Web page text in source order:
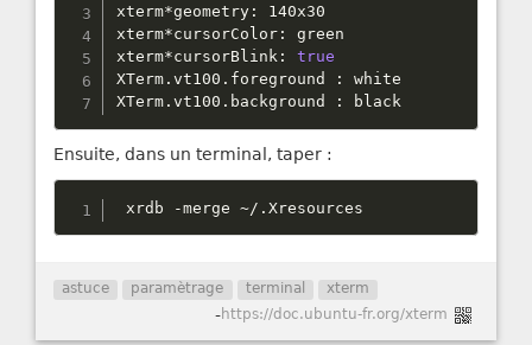
xterm*geometry :
140x30
xterm*cursorColor :
green
xterm*cursorBlink :
true
XTerm .vt100 . foreground :
white
XTerm .vt100 . background : black
Ensuite, dans un terminal, taper :
xrdb -merge ~/ .Xresources
astuce paramètrage terminal xterm
-https://doc.ubuntu-fr.org/xterm